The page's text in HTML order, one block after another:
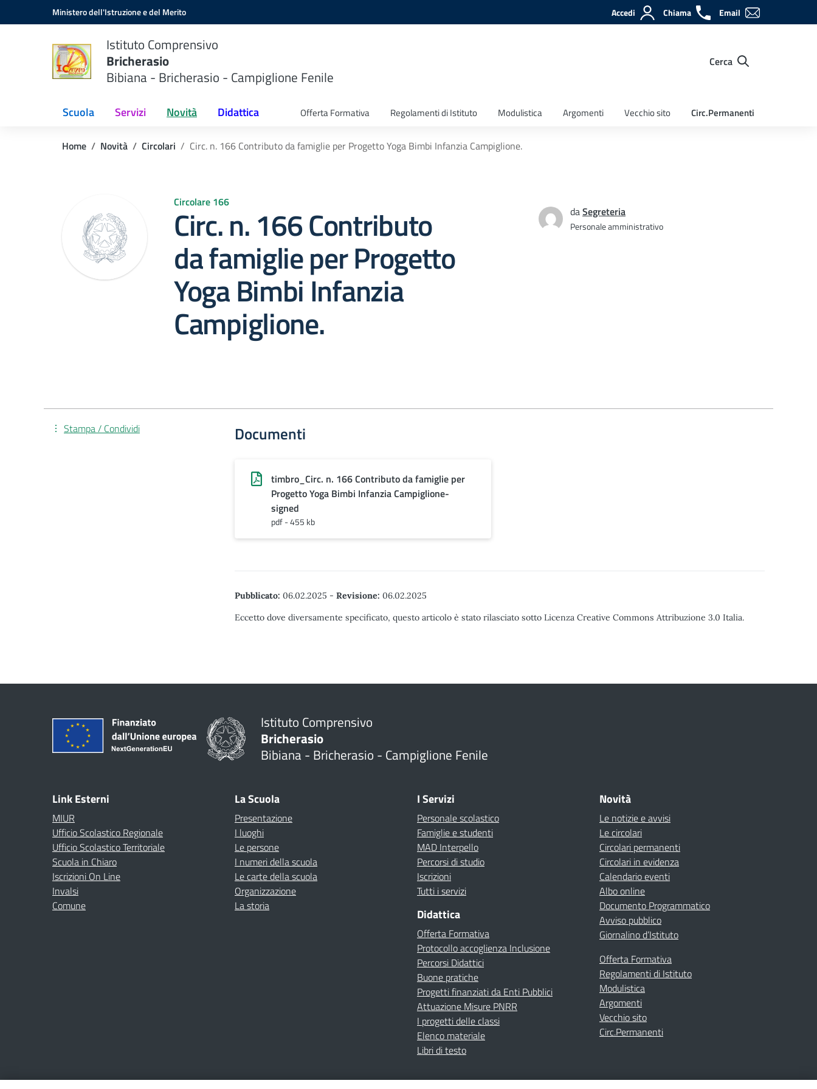
Vai ai contenuti
Vai al menu di navigazioneMinistero dell'Istruzione e del Merito Accedi Chiama Email
Istituto Comprensivo
Bricherasio
Bibiana - Bricherasio - Campiglione Fenile
Cerca
Scuola Servizi Novità Didattica Offerta Formativa Regolamenti di Istituto Modulistica Argomenti Vecchio sito Circ.Permanenti
Home Novità Circolari Circ. n. 166 Contributo da famiglie per Progetto Yoga Bimbi Infanzia Campiglione.
Circolare 166
Circ. n. 166 Contributo
da famiglie per Progetto
Yoga Bimbi Infanzia
Campiglione.
daSegreteria
Personale amministrativo
Documenti
timbro_Circ. n. 166 Contributo da famiglie per
Progetto Yoga Bimbi Infanzia Campiglione-
signed
pdf - 455 kb
Pubblicato: 06.02.2025 - Revisione: 06.02.2025
Eccetto dove diversamente specificato, questo articolo è stato rilasciato sotto Licenza Creative Commons Attribuzione 3.0 Italia.
Stampa / Condividi
Istituto Comprensivo
Bricherasio
Bibiana - Bricherasio - Campiglione Fenile
Link Esterni
MIUR
Ufficio Scolastico Regionale
Ufficio Scolastico Territoriale
Scuola in Chiaro
Iscrizioni On Line
Invalsi
Comune
La Scuola
Presentazione
I luoghi
Le persone
I numeri della scuola
Le carte della scuola
Organizzazione
La storia
I Servizi
Personale scolastico
Famiglie e studenti
MAD Interpello
Percorsi di studio
Iscrizioni
Tutti i servizi
Didattica
Offerta Formativa
Protocollo accoglienza Inclusione
Percorsi Didattici
Buone pratiche
Progetti finanziati da Enti Pubblici
Attuazione Misure PNRR
I progetti delle classi
Elenco materiale
Libri di testo
Novità
Le notizie e avvisi
Le circolari
Circolari permanenti
Circolari in evidenza
Calendario eventi
Albo online
Documento Programmatico
Avviso pubblico
Giornalino d’Istituto
Offerta Formativa
Regolamenti di Istituto
Modulistica
Argomenti
Vecchio sito
Circ.Permanenti
Amministrazione TrasparenteAlbo onlinePrivacy PolicyDichiarazione di accessibilitàContattiNote Legali